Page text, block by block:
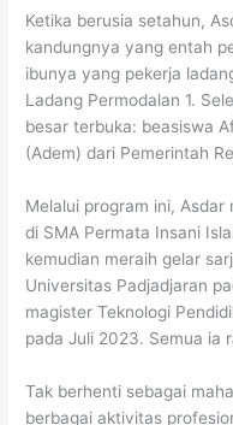
Ketika berusia setahun,
kandungnya yang entah
ibunya yang pekerja
Ladang Permodalan 1.
besar terbuka: beasiswa
(Adem) dari Pemerintah
Melalui program ini,
di SMA Permata Insani
kemudian meraih gelar
Universitas Padjadjaran
magister Teknologi
pada Juli 2023. Semua ia
Tak berhenti sebagai
berbagai aktivitas